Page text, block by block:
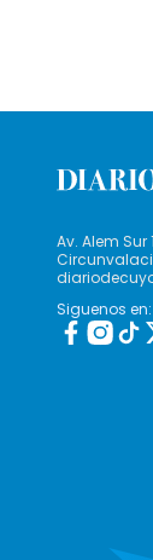
Av. Alem
Siguenos en: